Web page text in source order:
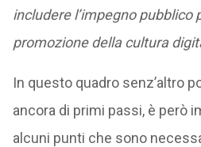
includere l’impegno pubblico
promozione della cultura
In questo quadro senz’altro
ancora di primi passi, è però
alcuni punti che sono